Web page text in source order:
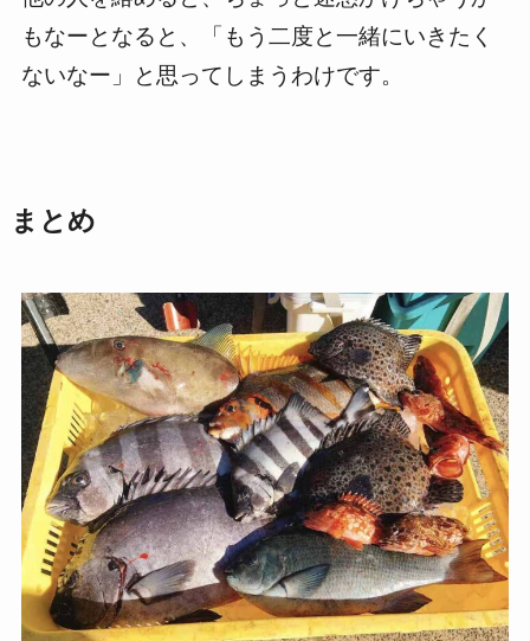
もなーとなると、「もう二度と一緒にいきたく
ないなー」と思ってしまうわけです。
まとめ